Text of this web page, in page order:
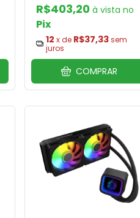
R$403,20
Pix
12 x de R$37,33sem
juros
COMPRAR